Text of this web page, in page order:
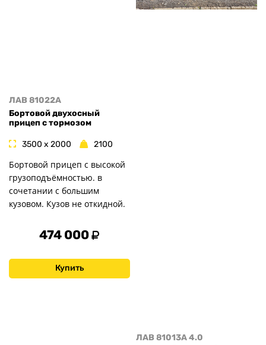
ЛАВ 81022A
Бортовой двухосный
прицеп с тормозом
3500 x 2000 2100
Бортовой прицеп с высокой
грузоподъёмностью. в
сочетании с большим
кузовом. Кузов не откидной.
474 000
Купить
ЛАВ 81013A 4.0